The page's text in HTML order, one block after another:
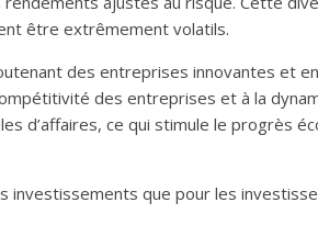
être extrêmement volatils.
des entreprises innovantes et
des entreprises et à la
d’affaires, ce qui stimule le progrès
investissements que pour les